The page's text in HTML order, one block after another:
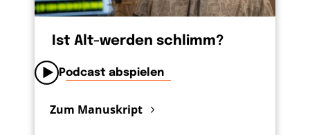
Ist Alt-werden schlimm?
Podcast abspielen
Zum Manuskript